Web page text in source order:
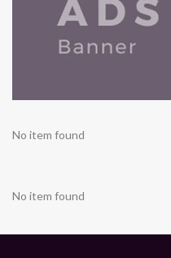
No item found
No item found